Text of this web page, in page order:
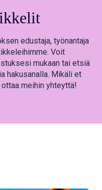
edustaja, työnantaja
Voit
mukaan tai etsiä
hakusanalla. Mikäli et
meihin yhteyttä!